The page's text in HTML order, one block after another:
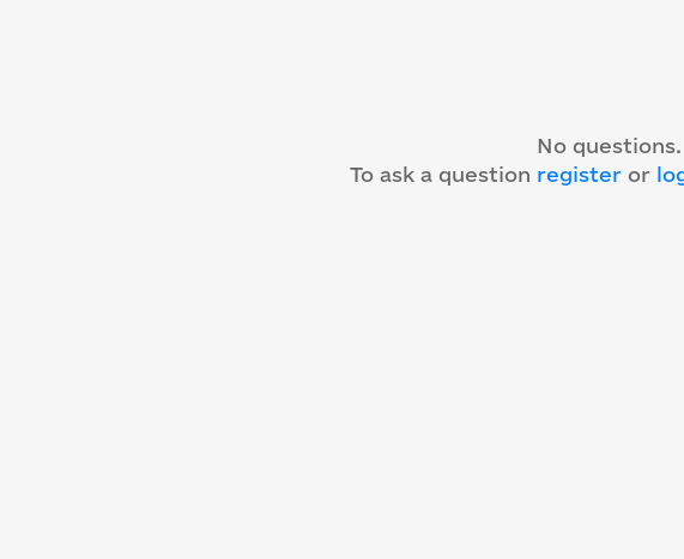
No questions.
To ask a question register or